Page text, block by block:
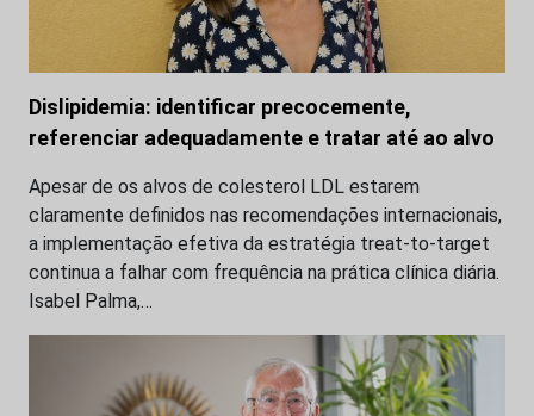
Dislipidemia: identificar precocemente,
referenciar adequadamente e tratar até ao alvo
Apesar de os alvos de colesterol LDL estarem
claramente definidos nas recomendações internacionais,
a implementação efetiva da estratégia treat-to-target
continua a falhar com frequência na prática clínica diária.
Isabel Palma,…